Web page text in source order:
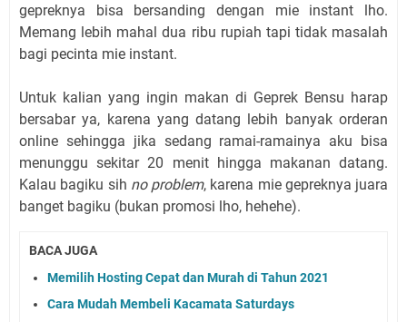
gepreknya bisa bersanding dengan mie instant lho.
Memang lebih mahal dua ribu rupiah tapi tidak masalah
bagi pecinta mie instant.
Untuk kalian yang ingin makan di Geprek Bensu harap
bersabar ya, karena yang datang lebih banyak orderan
online sehingga jika sedang ramai-ramainya aku bisa
menunggu sekitar 20 menit hingga makanan datang.
Kalau bagiku sih no problem, karena mie gepreknya juara
banget bagiku (bukan promosi lho, hehehe).
BACA JUGA
Memilih Hosting Cepat dan Murah di Tahun 2021
Cara Mudah Membeli Kacamata Saturdays